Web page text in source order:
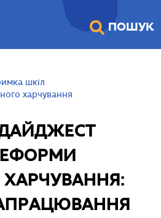
ПОШУК
шкіл
харчування